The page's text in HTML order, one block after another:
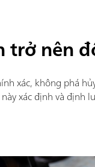
nên
xác, không phá
xác định và định